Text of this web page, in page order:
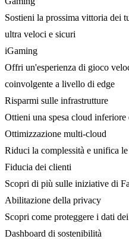
Sostieni la prossima vittoria dei
ultra veloci e sicuri
iGaming
Offri un'esperienza di gioco
coinvolgente a livello di edge
Risparmi sulle infrastrutture
Ottieni una spesa cloud
Ottimizzazione multi-cloud
Riduci la complessità e unifica
Fiducia dei clienti
Scopri di più sulle iniziative di
Abilitazione della privacy
Scopri come proteggere i dati
Dashboard di sostenibilità